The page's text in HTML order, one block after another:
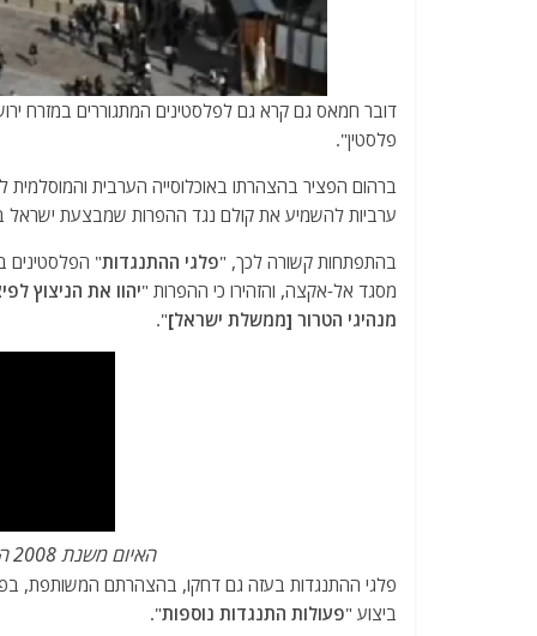
דובר חמאס גם קרא גם לפלסטינים המתגוררים במזרח
פלסטין".
ברהום הפציר בהצהרתו באוכלוסייה הערבית
ערביות להשמיע את קולם נגד ההפרות שמבצעת ישראל
בהתפתחות קשורה לכך, "פלגי ההתנגדות" הפלסטינים
מסגד אל-אקצה, והזהירו כי ההפרות "יהוו את הניצוץ
מנהיגי הטרור [ממשלת ישראל]".
האיום משנת 2008 הפך גדול יותר או קטן יותר לדעתכם?
פלגי ההתנגדות בעזה גם דחקו, בהצהרתם המשותפת,
ביצוע "פעולות התנגדות נוספות".